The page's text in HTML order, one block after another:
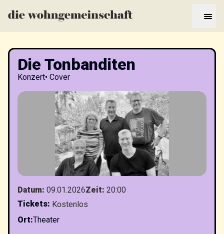
Die Tonbanditen
Konzert• Cover
Datum: 09.01.2026Zeit: 20:00
Tickets: Kostenlos
Ort:Theater